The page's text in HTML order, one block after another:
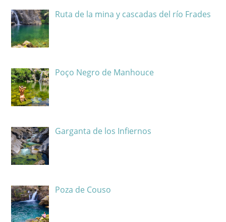
Ruta de la mina y cascadas del río Frades
Poço Negro de Manhouce
Garganta de los Infiernos
Poza de Couso